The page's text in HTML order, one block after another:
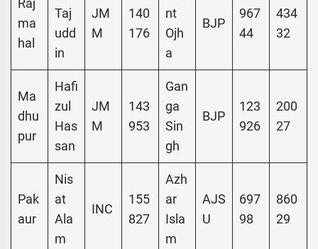
ma
hal
Taj
udd
in
JM
M
140
176
nt
Ojh
a
BJP
967
44
434
32
Ma
dhu
pur
Hafi
zul
Has
san
JM
M
143
953
Gan
ga
Sin
gh
BJP
123
926
200
27
Pak
aur
Nis
at
Ala
m
INC
155
827
Azh
ar
Isla
m
AJS
U
697
98
860
29